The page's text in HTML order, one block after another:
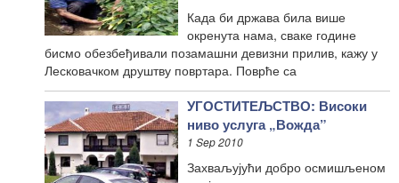
Када би држава била више
окренута нама, сваке године
бисмо обезбеђивали позамашни девизни прилив, кажу у
Лесковачком друштву повртара. Поврће са
УГОСТИТЕЉСТВО: Високи
ниво услуга „Вожда”
1 Sep 2010
Захваљујући добро осмишљеном